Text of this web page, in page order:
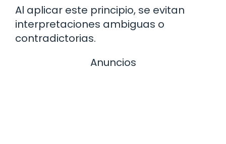
Al aplicar este principio, se evitan
interpretaciones ambiguas o
contradictorias.
Anuncios